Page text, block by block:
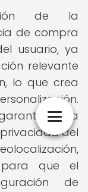
de la
de compra
usuario, ya
relevante
lo que crea
la
del
para que el
de